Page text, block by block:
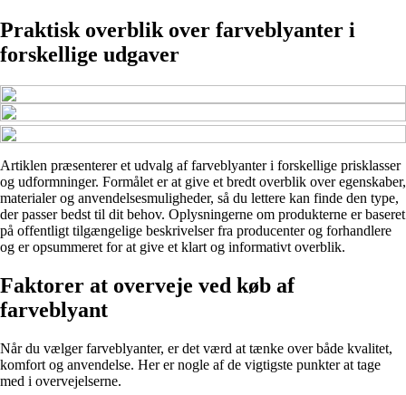
Praktisk overblik over farveblyanter i
forskellige udgaver
Artiklen præsenterer et udvalg af farveblyanter i forskellige prisklasser
og udformninger. Formålet er at give et bredt overblik over egenskaber,
materialer og anvendelsesmuligheder, så du lettere kan finde den type,
der passer bedst til dit behov. Oplysningerne om produkterne er baseret
på offentligt tilgængelige beskrivelser fra producenter og forhandlere
og er opsummeret for at give et klart og informativt overblik.
Faktorer at overveje ved køb af
farveblyant
Når du vælger farveblyanter, er det værd at tænke over både kvalitet,
komfort og anvendelse. Her er nogle af de vigtigste punkter at tage
med i overvejelserne.